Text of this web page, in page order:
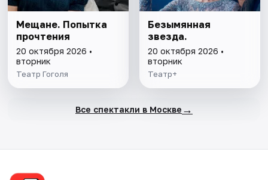
Мещане. Попытка
прочтения
20 октября 2026 •
вторник
Театр Гоголя
Безымянная
звезда.
20 октября 2026 •
вторник
Театр+
Все спектакли в Москве →